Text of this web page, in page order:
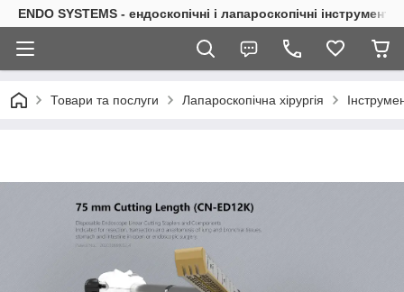
ENDO SYSTEMS - ендоскопічні і лапароскопічні інструменти
Товари та послуги Лапароскопічна хірургія